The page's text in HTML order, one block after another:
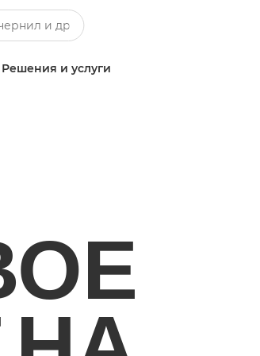
Решения и услуги